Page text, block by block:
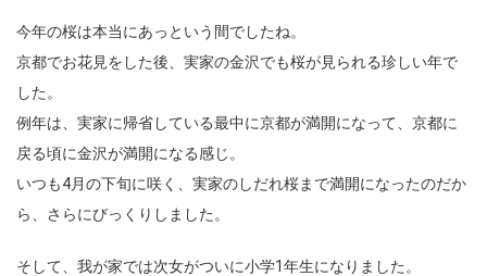
今年の桜は本当にあっという間でしたね。
京都でお花見をした後、実家の金沢でも桜が見られる珍しい年で
した。
例年は、実家に帰省している最中に京都が満開になって、京都に
戻る頃に金沢が満開になる感じ。
いつも4月の下旬に咲く、実家のしだれ桜まで満開になったのだか
ら、さらにびっくりしました。
そして、我が家では次女がついに小学1年生になりました。